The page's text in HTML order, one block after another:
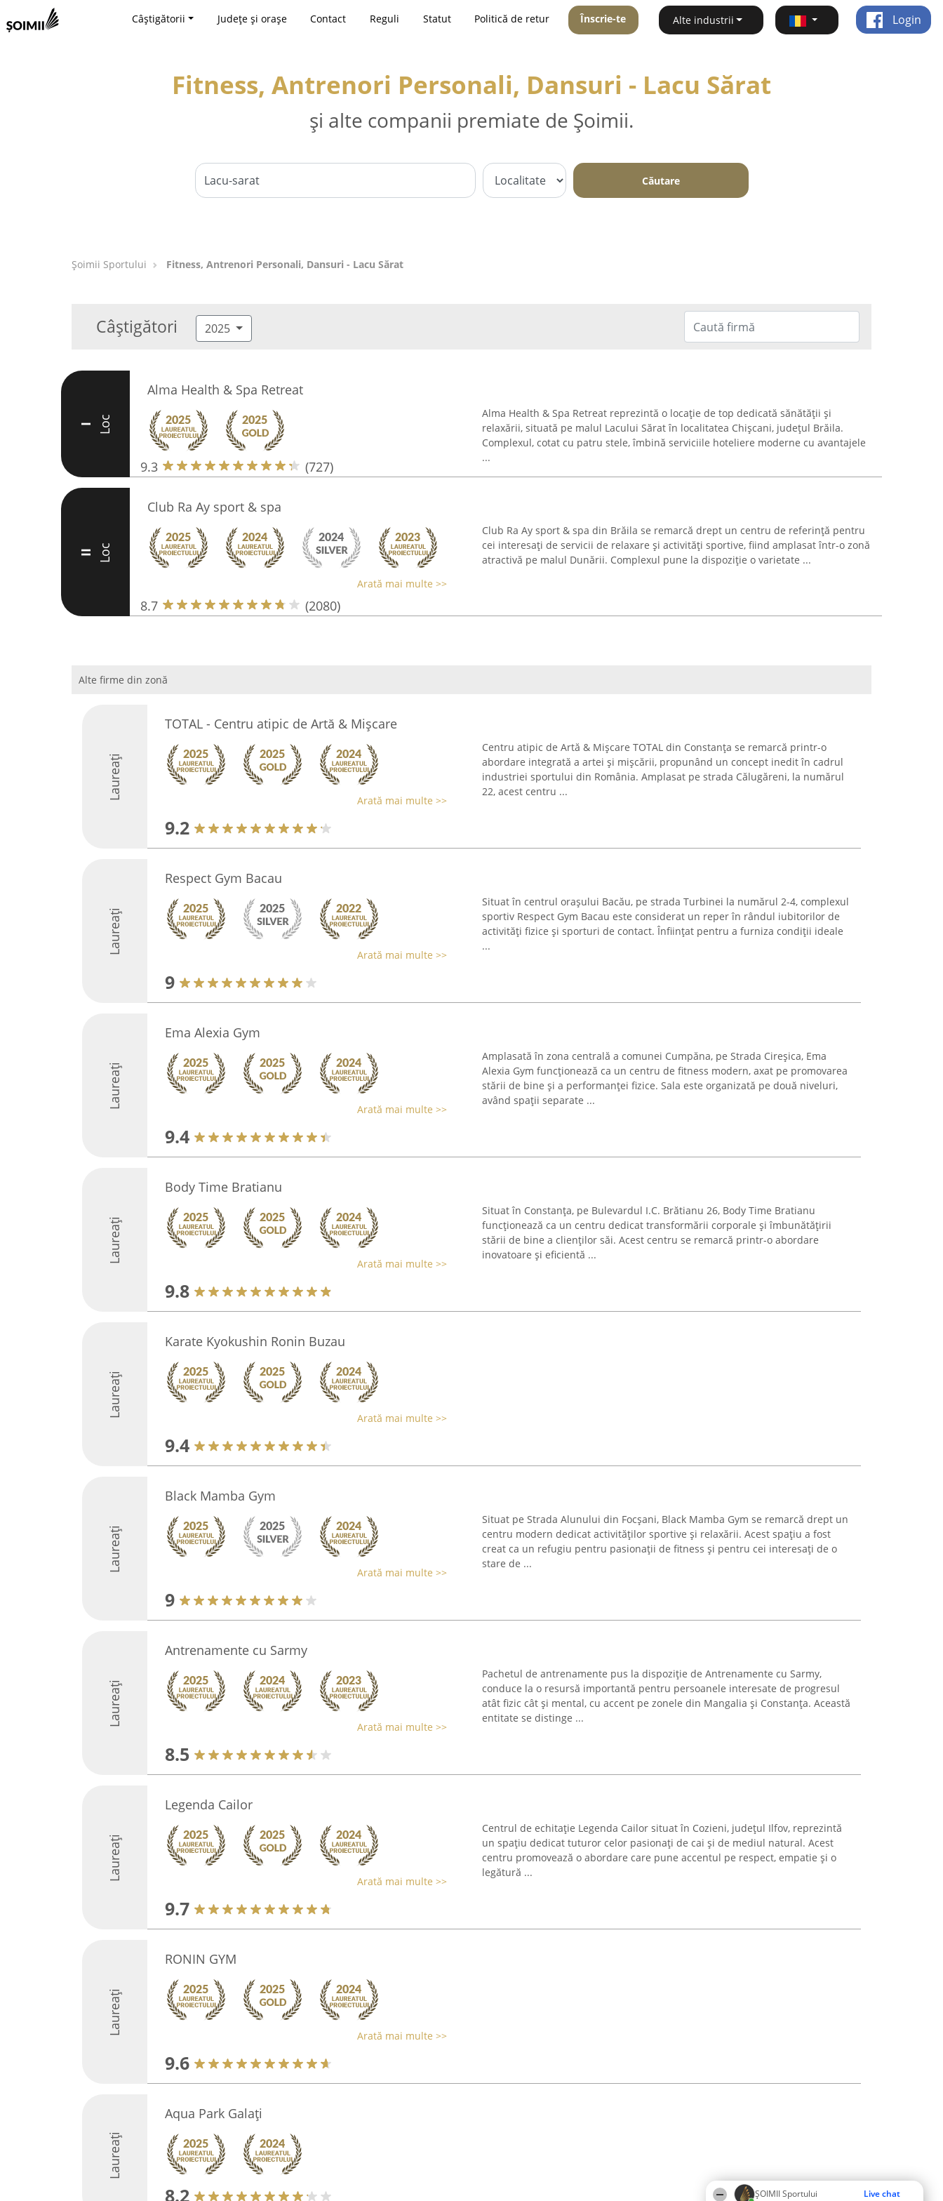
ȘOIMII Sportului Live chat
Câștigătorii Județe și orașe Contact Reguli Statut Politică de retur Înscrie-te Alte industrii Login
Fitness, Antrenori Personali, Dansuri - Lacu Sărat
și alte companii premiate de Șoimii.
Căutare
Șoimii Sportului Fitness, Antrenori Personali, Dansuri - Lacu Sărat
Câștigători 2025
I Loc
Alma Health & Spa Retreat
9.3 (727)
Alma Health & Spa Retreat reprezintă o locație de top dedicată sănătății și
relaxării, situată pe malul Lacului Sărat în localitatea Chișcani, județul Brăila.
Complexul, cotat cu patru stele, îmbină serviciile hoteliere moderne cu avantajele
...
II Loc
Club Ra Ay sport & spa
Arată mai multe >>
8.7 (2080)
Club Ra Ay sport & spa din Brăila se remarcă drept un centru de referință pentru
cei interesați de servicii de relaxare și activități sportive, fiind amplasat într-o zonă
atractivă pe malul Dunării. Complexul pune la dispoziție o varietate ...
Alte firme din zonă
Laureați
TOTAL - Centru atipic de Artă & Mişcare
Arată mai multe >>
9.2
Centru atipic de Artă & Mişcare TOTAL din Constanța se remarcă printr-o
abordare integrată a artei și mișcării, propunând un concept inedit în cadrul
industriei sportului din România. Amplasat pe strada Călugăreni, la numărul
22, acest centru ...
Laureați
Respect Gym Bacau
Arată mai multe >>
9
Situat în centrul orașului Bacău, pe strada Turbinei la numărul 2-4, complexul
sportiv Respect Gym Bacau este considerat un reper în rândul iubitorilor de
activități fizice și sporturi de contact. Înființat pentru a furniza condiții ideale
...
Laureați
Ema Alexia Gym
Arată mai multe >>
9.4
Amplasată în zona centrală a comunei Cumpăna, pe Strada Cireșica, Ema
Alexia Gym funcționează ca un centru de fitness modern, axat pe promovarea
stării de bine și a performanței fizice. Sala este organizată pe două niveluri,
având spații separate ...
Laureați
Body Time Bratianu
Arată mai multe >>
9.8
Situat în Constanța, pe Bulevardul I.C. Brătianu 26, Body Time Bratianu
funcționează ca un centru dedicat transformării corporale și îmbunătățirii
stării de bine a clienților săi. Acest centru se remarcă printr-o abordare
inovatoare și eficientă ...
Laureați
Karate Kyokushin Ronin Buzau
Arată mai multe >>
9.4
Laureați
Black Mamba Gym
Arată mai multe >>
9
Situat pe Strada Alunului din Focșani, Black Mamba Gym se remarcă drept un
centru modern dedicat activităților sportive și relaxării. Acest spațiu a fost
creat ca un refugiu pentru pasionații de fitness și pentru cei interesați de o
stare de ...
Laureați
Antrenamente cu Sarmy
Arată mai multe >>
8.5
Pachetul de antrenamente pus la dispoziție de Antrenamente cu Sarmy,
conduce la o resursă importantă pentru persoanele interesate de progresul
atât fizic cât și mental, cu accent pe zonele din Mangalia și Constanța. Această
entitate se distinge ...
Laureați
Legenda Cailor
Arată mai multe >>
9.7
Centrul de echitație Legenda Cailor situat în Cozieni, județul Ilfov, reprezintă
un spațiu dedicat tuturor celor pasionați de cai și de mediul natural. Acest
centru promovează o abordare care pune accentul pe respect, empatie și o
legătură ...
Laureați
RONIN GYM
Arată mai multe >>
9.6
Laureați
Aqua Park Galați
8.2